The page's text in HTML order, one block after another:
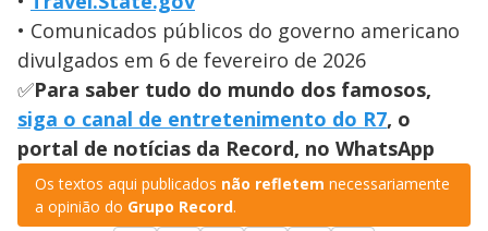
• Comunicados públicos do governo americano
divulgados em 6 de fevereiro de 2026
✅Para saber tudo do mundo dos famosos,
siga o canal de entretenimento do R7, o
portal de notícias da Record, no WhatsApp
Os textos aqui publicados não refletem necessariamente
a opinião do Grupo Record.